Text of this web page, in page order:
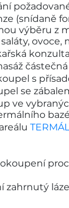
(snídaně
výběru z
ovoce,
částečná
s
se
ve
zahrnutý